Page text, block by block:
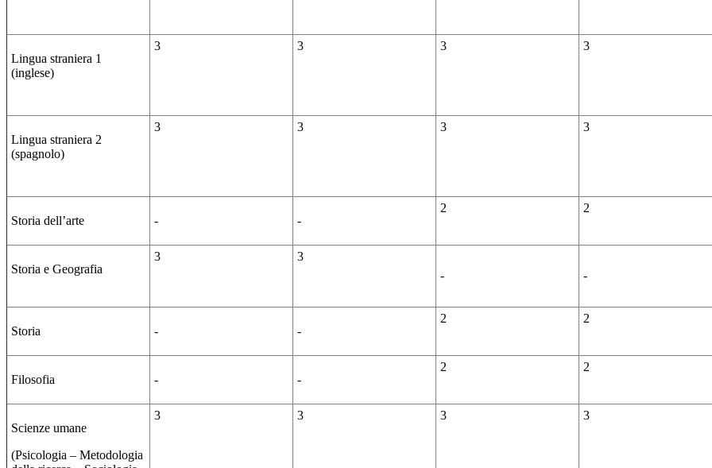
Lingua straniera 1
(inglese)
3 3 3 3
Lingua straniera 2
(spagnolo)
3 3 3 3
Storia dell’arte - -
2 2
Storia e Geografia
3
3
-
-
Storia - -
2 2
Filosofia - -
2 2
Scienze umane
(Psicologia – Metodologia
3 3 3 3